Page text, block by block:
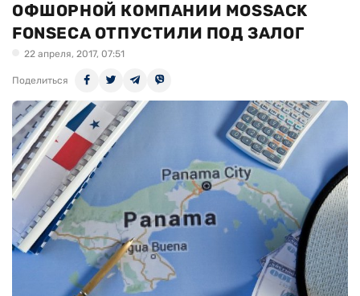
ОФШОРНОЙ КОМПАНИИ MOSSACK
FONSECA ОТПУСТИЛИ ПОД ЗАЛОГ
22 апреля, 2017, 07:51
Поделиться